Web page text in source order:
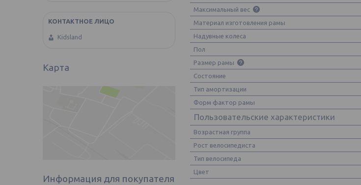
Максимальный вес
Материал изготовления рамы
Надувные колеса
Пол
Размер рамы
Состояние
Тип амортизации
Форм фактор рамы
Пользовательские характеристики
Возрастная группа
Рост велосипедиста
Тип велосипеда
Цвет
Kidsland
Карта
Информация для покупателя